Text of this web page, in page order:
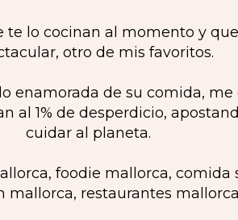
lo cocinan al momento y
otro de mis favoritos.
enamorada de su comida,
al 1% de desperdicio,
cuidar al planeta.